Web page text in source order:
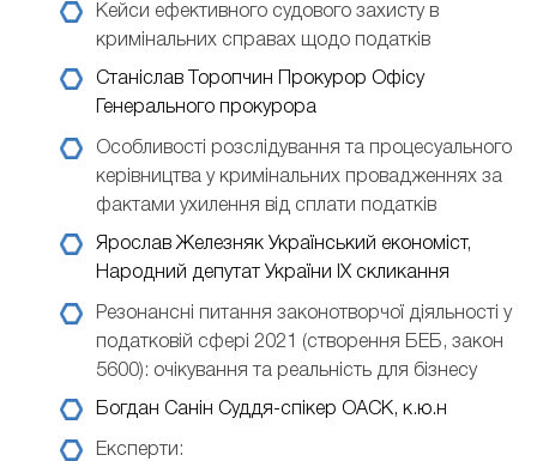
Кейси ефективного судового захисту в
кримінальних справах щодо податків
Станіслав Торопчин
Прокурор Офісу
Генерального прокурора
Особливості розслідування та процесуального
керівництва у кримінальних провадженнях за
фактами ухилення від сплати податків
Ярослав Железняк Український економіст,
Народний депутат України IX скликання
Резонансні питання законотворчої діяльності у
податковій сфері 2021 (створення БЕБ, закон
5600): очікування та реальність для бізнесу
Богдан Санін Суддя-спікер ОАСК, к.ю.н
Експерти: